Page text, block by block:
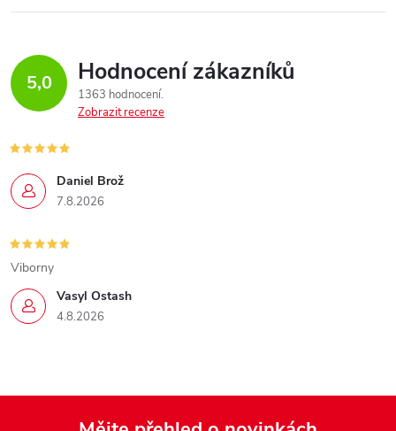
5,0 Hodnocení zákazníků
1363 hodnocení
Zobrazit recenze
Daniel Brož
7.8.2026
Vasyl Ostash
4.8.2026
Viborny